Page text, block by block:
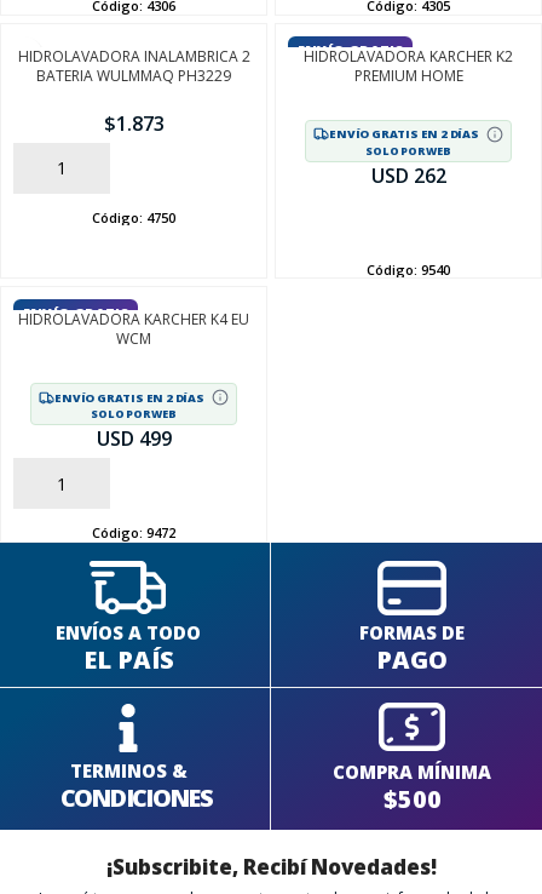
Código: 4306 Código: 4305
HIDROLAVADORA INALAMBRICA 2
BATERIA WULMMAQ PH3229
$1.873
AÑADIR
Código: 4750
ENVÍO GRATIS
HIDROLAVADORA KARCHER K2
PREMIUM HOME
ENVÍO GRATIS EN 2 DÍAS
SOLO POR WEB
USD 262
Código: 9540
ENVÍO GRATIS
HIDROLAVADORA KARCHER K4 EU
WCM
ENVÍO GRATIS EN 2 DÍAS
SOLO POR WEB
USD 499
AÑADIR
Código: 9472
ENVÍOS A TODO
EL PAÍS
FORMAS DE
PAGO
TERMINOS &
CONDICIONES
COMPRA MÍNIMA
$500
¡Subscribite, Recibí Novedades!